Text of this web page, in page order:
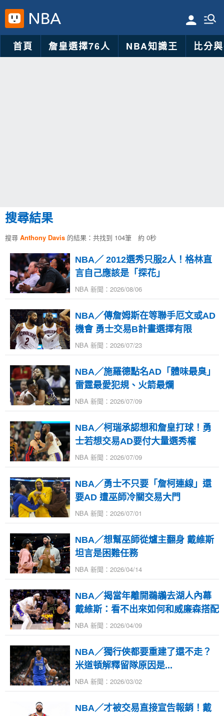
首頁 詹皇選擇76人 NBA知識王 比分
搜尋結果
搜尋 Anthony Davis 的結果：共找到 104筆 約 0秒
NBA／ 2012選秀只服2人！格林直
言自己應該是「探花」
NBA 新聞：2026/08/06
NBA／傳詹姆斯在等聯手厄文或AD
機會 勇士交易B計畫選擇有限
NBA 新聞：2026/07/23
NBA／施羅德點名AD「體味最臭」
雷霆最愛犯規、火箭最爛
NBA 新聞：2026/07/09
NBA／柯瑞承認想和詹皇打球！勇
士若想交易AD要付大量選秀權
NBA 新聞：2026/07/09
NBA／勇士不只要「詹柯連線」還
要AD 遭巫師冷關交易大門
NBA 新聞：2026/07/01
NBA／想幫巫師從爐主翻身 戴維斯
坦言是困難任務
NBA 新聞：2026/04/14
NBA／揭當年離開鵜鶘去湖人內幕
戴維斯：看不出來如何和威廉森搭配
NBA 新聞：2026/04/09
NBA／獨行俠都要重建了還不走？
米道頓解釋留隊原因是...
NBA 新聞：2026/03/02
NBA／才被交易直接宣告報銷！戴